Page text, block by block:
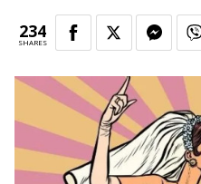
234
SHARES